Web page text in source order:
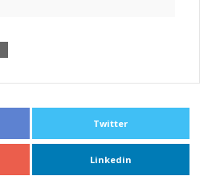
Twitter
Linkedin